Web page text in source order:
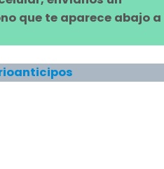
que te aparece abajo a